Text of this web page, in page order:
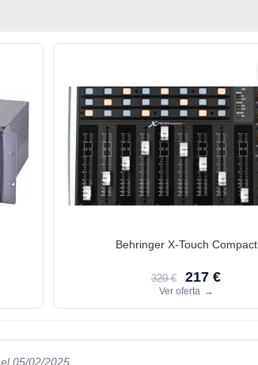
Behringer X-Touch Compact
320 € 217 €
Ver oferta →
el 05/02/2025